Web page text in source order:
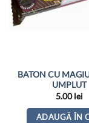
BATON CU
UMPLUT
5.00lei
ADAUGĂ ÎN